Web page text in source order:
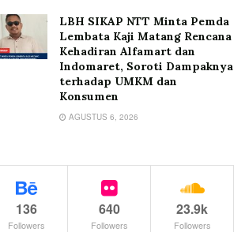
LBH SIKAP NTT Minta Pemda
Lembata Kaji Matang Rencana
Kehadiran Alfamart dan
Indomaret, Soroti Dampaknya
terhadap UMKM dan
Konsumen
AGUSTUS 6, 2026
136
Followers
640
Followers
23.9k
Followers